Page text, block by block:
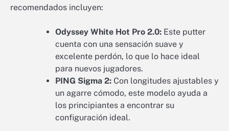
recomendados incluyen:
Odyssey White Hot Pro 2.0: Este putter
cuenta con una sensación suave y
excelente perdón, lo que lo hace ideal
para nuevos jugadores.
PING Sigma 2: Con longitudes ajustables y
un agarre cómodo, este modelo ayuda a
los principiantes a encontrar su
configuración ideal.